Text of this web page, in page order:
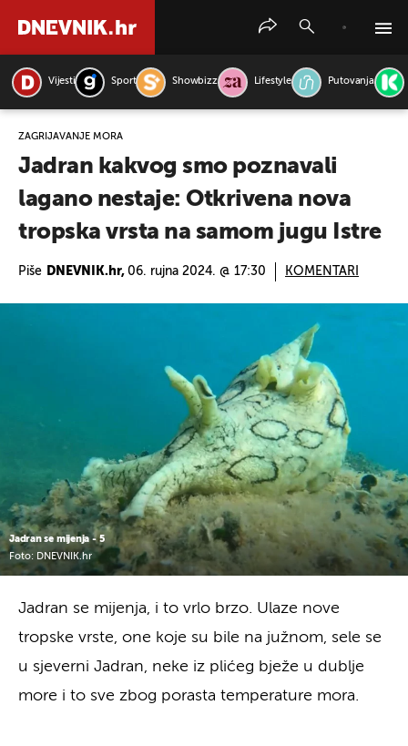
Vijesti Sport Showbizz Lifestyle Putovanja
ZAGRIJAVANJE MORA
Jadran kakvog smo poznavali
lagano nestaje: Otkrivena nova
tropska vrsta na samom jugu Istre
Piše DNEVNIK.hr, 06. rujna 2024. @ 17:30 KOMENTARI
Jadran se mijenja - 5
Foto: DNEVNIK.hr
Jadran se mijenja, i to vrlo brzo. Ulaze nove
tropske vrste, one koje su bile na južnom, sele se
u sjeverni Jadran, neke iz plićeg bježe u dublje
more i to sve zbog porasta temperature mora.
PRETRAŽITE VIJESTI